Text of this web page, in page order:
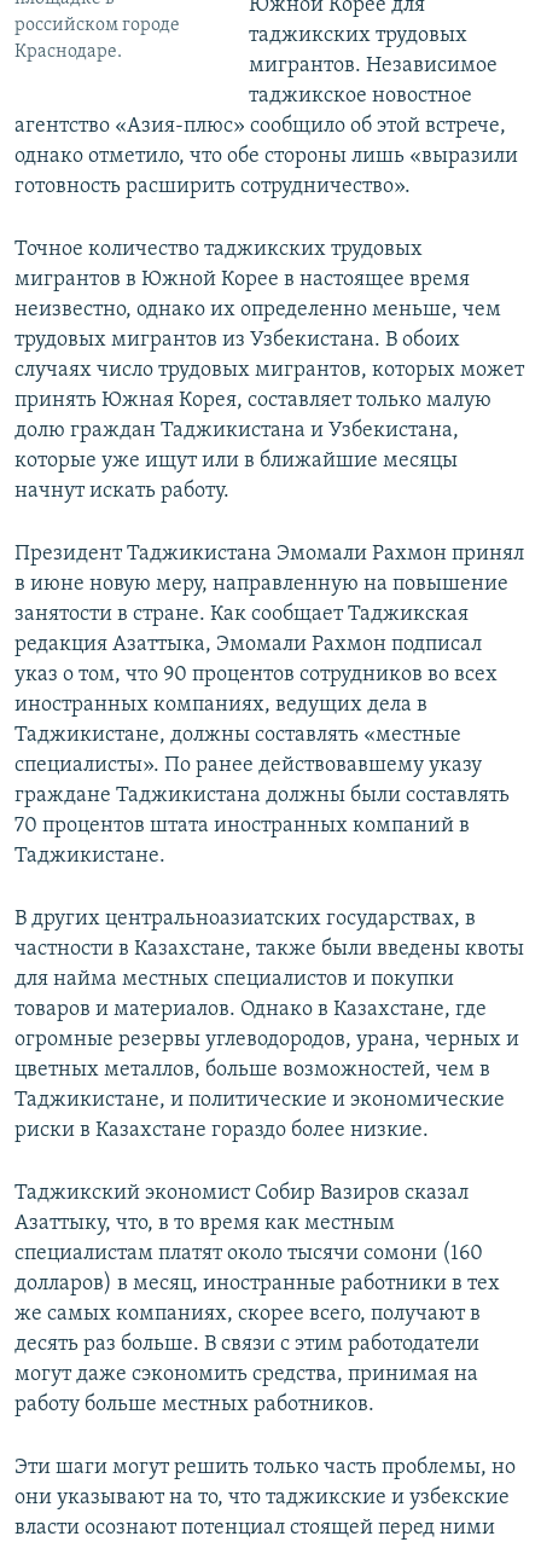
российском городе
Краснодаре.
Южной Корее для
таджикских трудовых
мигрантов. Независимое
таджикское новостное
агентство «Азия-плюс» сообщило об этой встрече,
однако отметило, что обе стороны лишь «выразили
готовность расширить сотрудничество».
Точное количество таджикских трудовых
мигрантов в Южной Корее в настоящее время
неизвестно, однако их определенно меньше, чем
трудовых мигрантов из Узбекистана. В обоих
случаях число трудовых мигрантов, которых может
принять Южная Корея, составляет только малую
долю граждан Таджикистана и Узбекистана,
которые уже ищут или в ближайшие месяцы
начнут искать работу.
Президент Таджикистана Эмомали Рахмон принял
в июне новую меру, направленную на повышение
занятости в стране. Как сообщает Таджикская
редакция Азаттыка, Эмомали Рахмон подписал
указ о том, что 90 процентов сотрудников во всех
иностранных компаниях, ведущих дела в
Таджикистане, должны составлять «местные
специалисты». По ранее действовавшему указу
граждане Таджикистана должны были составлять
70 процентов штата иностранных компаний в
Таджикистане.
В других центральноазиатских государствах, в
частности в Казахстане, также были введены квоты
для найма местных специалистов и покупки
товаров и материалов. Однако в Казахстане, где
огромные резервы углеводородов, урана, черных и
цветных металлов, больше возможностей, чем в
Таджикистане, и политические и экономические
риски в Казахстане гораздо более низкие.
Таджикский экономист Собир Вазиров сказал
Азаттыку, что, в то время как местным
специалистам платят около тысячи сомони (160
долларов) в месяц, иностранные работники в тех
же самых компаниях, скорее всего, получают в
десять раз больше. В связи с этим работодатели
могут даже сэкономить средства, принимая на
работу больше местных работников.
Эти шаги могут решить только часть проблемы, но
они указывают на то, что таджикские и узбекские
власти осознают потенциал стоящей перед ними